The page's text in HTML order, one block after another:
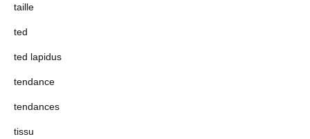
taille
ted
ted lapidus
tendance
tendances
tissu